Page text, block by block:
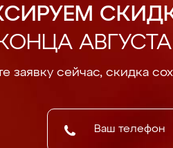
АВГУСТА
заявку сейчас, скидка